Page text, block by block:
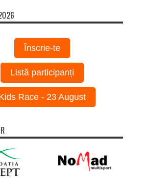
Înscrie-te
Listă participanți
Race - 23 August